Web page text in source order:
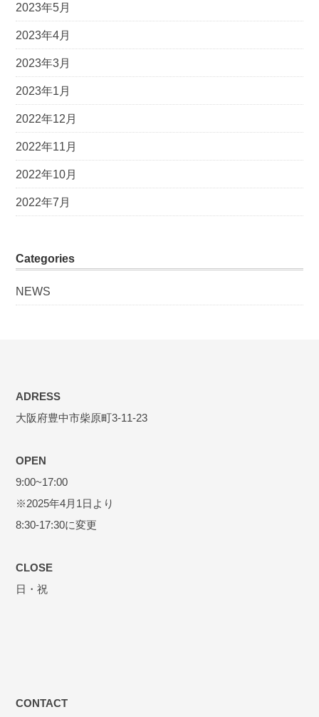
2023年5月
2023年4月
2023年3月
2023年1月
2022年12月
2022年11月
2022年10月
2022年7月
Categories
NEWS
ADRESS
大阪府豊中市柴原町3-11-23
OPEN
9:00~17:00
※2025年4月1日より
8:30-17:30に変更
CLOSE
日・祝
CONTACT